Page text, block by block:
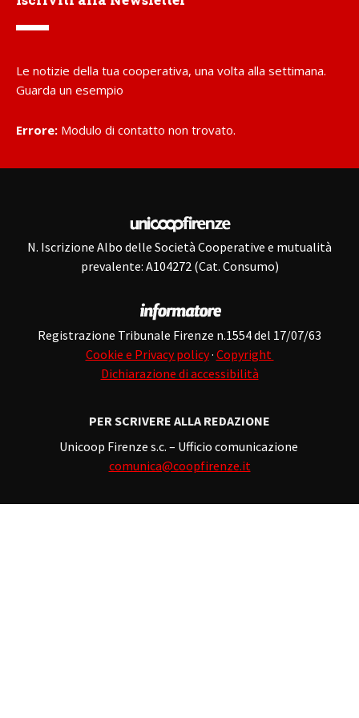
Le notizie della tua cooperativa, una volta alla settimana.
Guarda un esempio
Errore: Modulo di contatto non trovato.
N. Iscrizione Albo delle Società Cooperative e mutualità
prevalente: A104272 (Cat. Consumo)
Registrazione Tribunale Firenze n.1554 del 17/07/63
Cookie e Privacy policy· Copyright
Dichiarazione di accessibilità
PER SCRIVERE ALLA REDAZIONE
Unicoop Firenze s.c. – Ufficio comunicazione
comunica@coopfirenze.it